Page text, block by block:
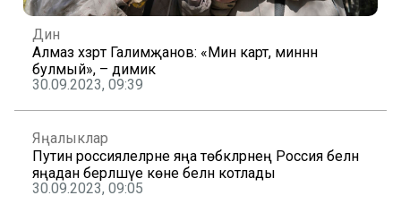
Дин
Алмаз хәзрәт Галимҗанов: «Мин карт, миннән
булмый», – димик
30.09.2023, 09:39
Яңалыклар
Путин россиялеләрне яңа төбәкләрнең Россия белән
яңадан берләшүе көне белән котлады
30.09.2023, 09:05